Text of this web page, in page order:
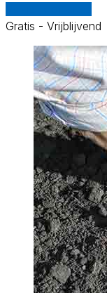
Gratis - Vrijblijvend